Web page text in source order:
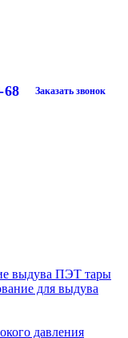
68 Заказать звонок
выдува ПЭТ тары
для выдува
давления